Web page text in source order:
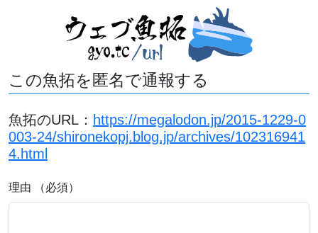
この魚拓を匿名で通報する
魚拓のURL： https://megalodon.jp/2015-1229-0
003-24/shironekopj.blog.jp/archives/102316941
4.html
理由 （必須）